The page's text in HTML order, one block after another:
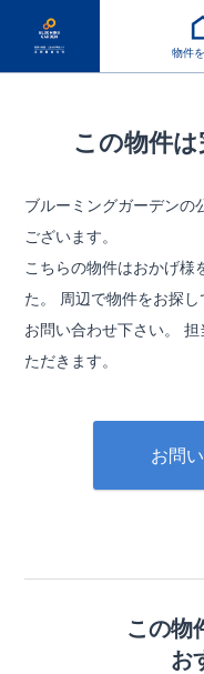
物件
この物件は
ブルーミングガーデンの
ございます。
こちらの物件はおかげ様
た。
周辺で物件をお探
お問い合わせ下さい。
担
ただきます。
お問
この物
お